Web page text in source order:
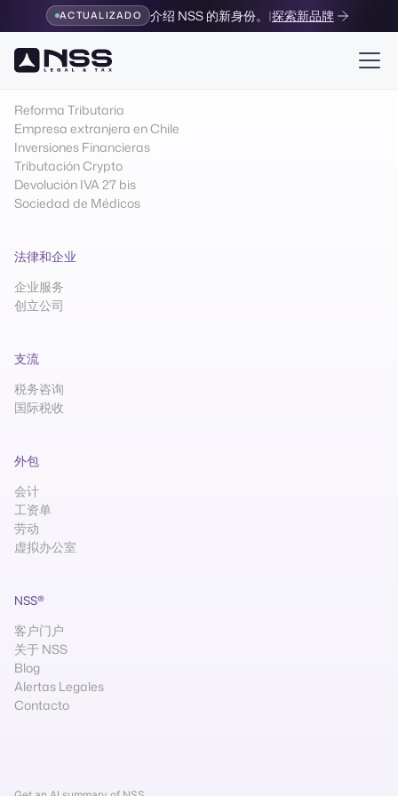
ACTUALIZADO 介绍 NSS 的新身份。 |探索新品牌
Reforma Tributaria
Empresa extranjera en Chile
Inversiones Financieras
Tributación Crypto
Devolución IVA 27 bis
Sociedad de Médicos
法律和企业
企业服务
创立公司
支流
税务咨询
国际税收
外包
会计
工资单
劳动
虚拟办公室
NSS®
客户门户
关于 NSS
Blog
Alertas Legales
Contacto